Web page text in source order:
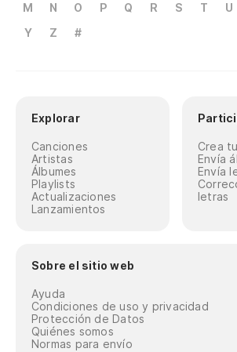
M
N O P Q R S T U
Y
Z #
Explorar
Canciones
Artistas
Álbumes
Playlists
Actualizaciones
Lanzamientos
Crea
Envía
Envía
letras
Sobre el sitio web
Ayuda
Condiciones de uso y privacidad
Protección de Datos
Quiénes somos
Normas para envío